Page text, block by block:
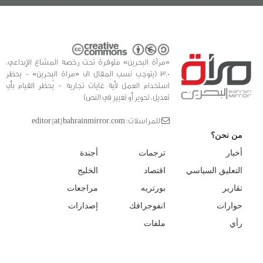
«مرآة البحرين» متوفرة تحت رخصة المشاع الإبداعي،
3.0 (يتوجب نسب المقال الى «مراة البحرين» - يحظر
استخدام العمل لأية غايات تجارية - يُحظر القيام بأي
تعديل، تحوير أو تغيير في النص)
للمراسلات: editor [at] bahrainmirror.com
من نحن؟
أخبار
التعليق السياسي
تقارير
حوارات
رأي
ترجمات
اقتصاد
بورتريه
انفوجرافك
ملفات
أجندة
الخليج
مراجعات
إصدارات